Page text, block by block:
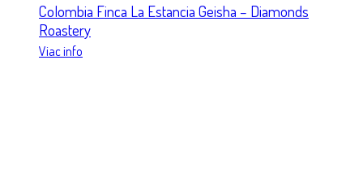
Colombia Finca La Estancia Geisha – Diamonds
Roastery
Viac info